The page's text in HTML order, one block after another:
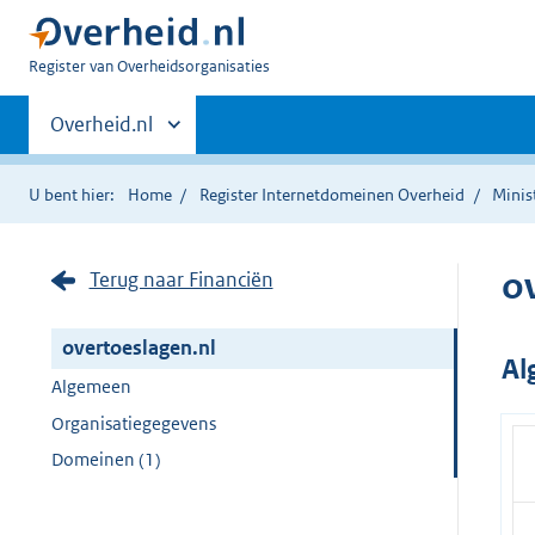
U
Register van Overheidsorganisaties
Primaire
navigatie
Andere
sites
binnen
Overheid.nl
U bent hier: Home Register Internetdomeinen Overheid
Terug naar Financiën
overtoeslagen.nl
Algemeen
Organisatiegegevens
Domeinen (1)